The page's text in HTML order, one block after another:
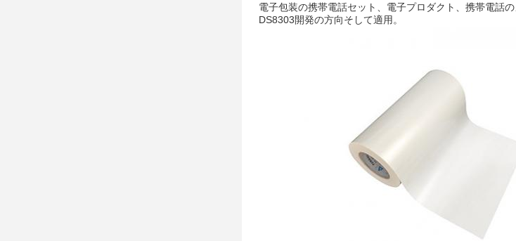
電子包装の携帯電話セット、電子プロダクト、携帯電話
DS8303開発の方向そして適用。